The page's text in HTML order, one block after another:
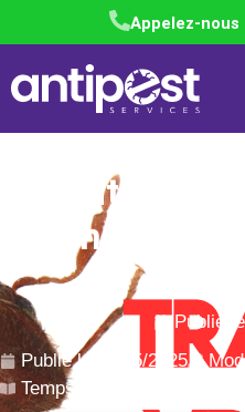
Appelez-nous
Traitement
dans les
Publié le
Publié le
06/05/2025
Temps de lecture : 9 min